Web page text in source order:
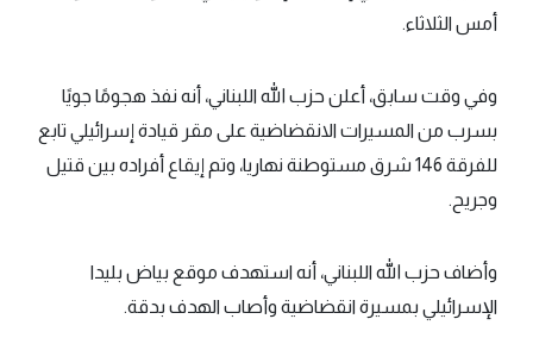
أمس الثلاثاء.
وفي وقت سابق، أعلن حزب الله اللبناني، أنه نفذ هجومًا جويًا
بسرب من المسيرات الانقضاضية على مقر قيادة إسرائيلي تابع
للفرقة 146 شرق مستوطنة نهاريا، وتم إيقاع أفراده بين قتيل
وجريح.
وأضاف حزب الله اللبناني، أنه استهدف موقع بياض بليدا
الإسرائيلي بمسيرة انقضاضية وأصاب الهدف بدقة.